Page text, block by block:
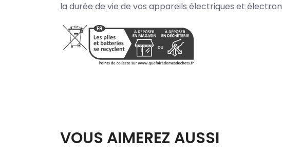
la durée de vie de vos appareils électriques et
VOUS AIMEREZ AUSSI